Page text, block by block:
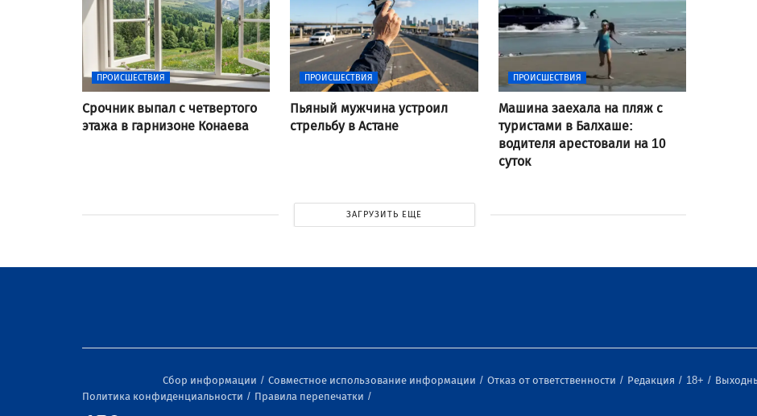
ПРОИСШЕСТВИЯ
Срочник выпал с четвертого
этажа в гарнизоне Конаева
ПРОИСШЕСТВИЯ
Пьяный мужчина устроил
стрельбу в Астане
ПРОИСШЕСТВИЯ
Машина заехала на пляж с
туристами в Балхаше:
водителя арестовали на 10
суток
ЗАГРУЗИТЬ ЕЩЕ
Сбор информации Совместное использование информации Отказ от ответственности Редакция 18+
Политика конфиденциальности
Правила перепечатки